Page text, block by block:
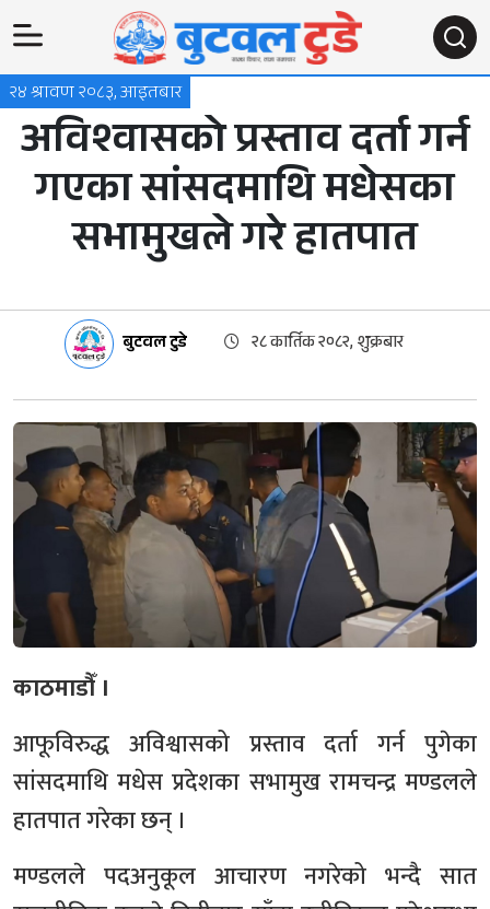
२४ श्रावण २०८३, आइतबार
अविश्वासको प्रस्ताव दर्ता गर्न
गएका सांसदमाथि मधेसका
सभामुखले गरे हातपात
बुटवल टुडे २८ कार्तिक २०८२, शुक्रबार
काठमाडौँ ।
आफूविरुद्ध अविश्वासको प्रस्ताव दर्ता गर्न पुगेका
सांसदमाथि मधेस प्रदेशका सभामुख रामचन्द्र मण्डलले
हातपात गरेका छन् ।
मण्डलले पदअनुकूल आचारण नगरेको भन्दै सात